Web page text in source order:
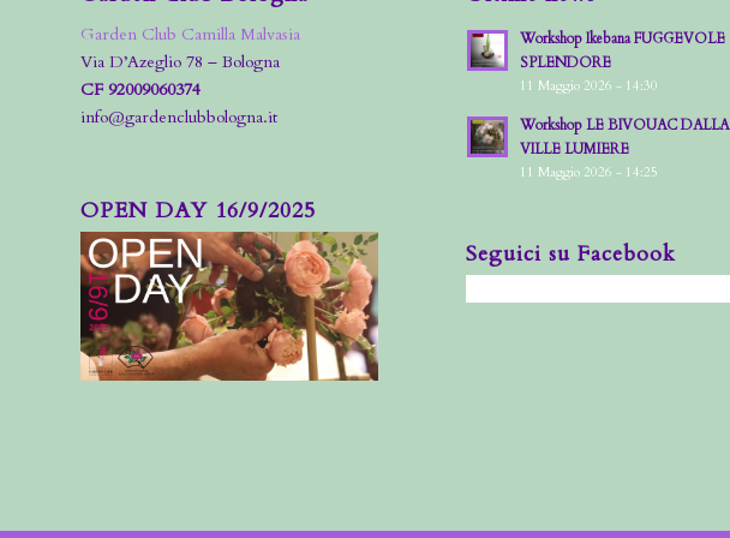
Garden Club Camilla Malvasia
Via D’Azeglio 78 – Bologna
CF 92009060374
info@gardenclubbologna.it
OPEN DAY 16/9/2025
Workshop Ikebana FUGGEVOLE
SPLENDORE
11 Maggio 2026 - 14:30
Workshop LE BIVOUAC DALLA
VILLE LUMIERE
11 Maggio 2026 - 14:25
Seguici su Facebook